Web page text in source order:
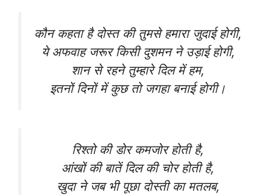
कौन कहता है दोस्त की तुमसे हमारा जुदाई होगी,
ये अफवाह जरूर किसी दुशमन ने उड़ाई होगी,
शान से रहने तुम्हारे दिल में हम,
इतनों दिनों में कुछ तो जगहा बनाई होगी।
रिश्तो की डोर कमजोर होती है,
आंखों की बातें दिल की चोर होती है,
खुदा ने जब भी पूछा दोस्ती का मतलब,